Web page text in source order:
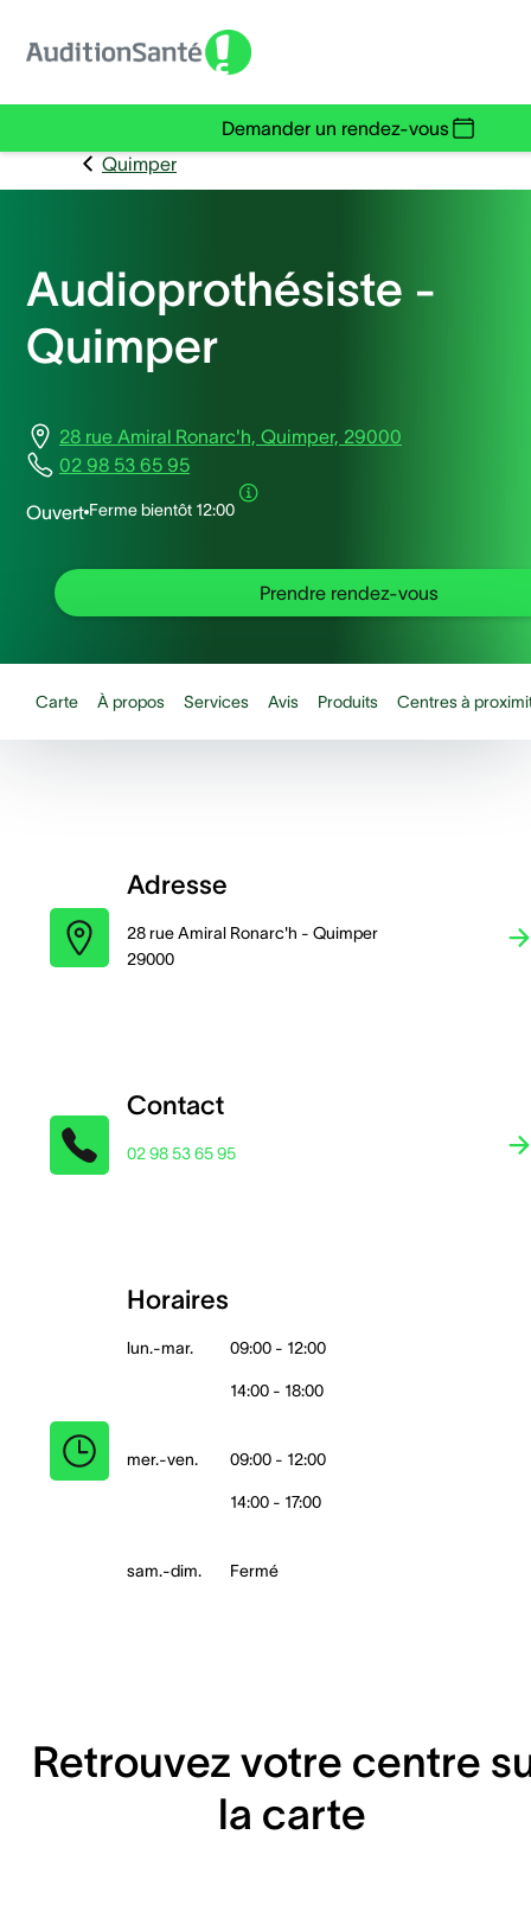
Demander un rendez-vous
Quimper
Audioprothésiste -
Quimper
28 rue Amiral Ronarc'h, Quimper, 29000
02 98 53 65 95
Ouvert Ferme bientôt 12:00
Prendre rendez-vous
Carte À propos Services Avis Produits Centres à
Adresse
28 rue Amiral Ronarc'h - Quimper
29000
Contact
02 98 53 65 95
Horaires
lun.-mar. 09:00 - 12:00
14:00 - 18:00
mer.-ven. 09:00 - 12:00
14:00 - 17:00
sam.-dim. Fermé
Retrouvez votre centre
la carte